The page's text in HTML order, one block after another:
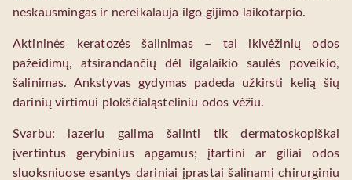
neskausmingas ir nereikalauja ilgo gijimo laikotarpio.
Aktininės keratozės šalinimas – tai ikivėžinių odos
pažeidimų, atsirandančių dėl ilgalaikio saulės poveikio,
šalinimas. Ankstyvas gydymas padeda užkirsti kelią šių
darinių virtimui plokščialąsteliniu odos vėžiu.
Svarbu: lazeriu galima šalinti tik dermatoskopiškai
įvertintus gerybinius apgamus; įtartini ar giliai odos
sluoksniuose esantys dariniai įprastai šalinami chirurginiu